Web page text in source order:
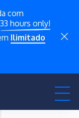
com
33 hours only!
Ilimitado